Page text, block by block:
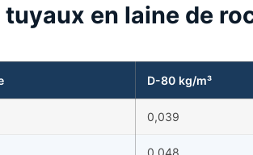
en laine de
D-80 kg/m³
0,039
0,048